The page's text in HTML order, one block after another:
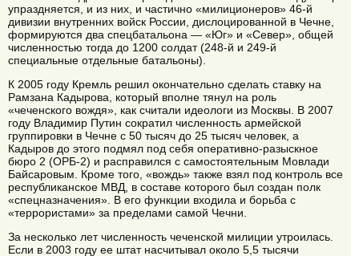
упраздняется, и из них, и частично «милиционеров» 46-й
дивизии внутренних войск России, дислоцированной в Чечне,
формируются два спецбатальона — «Юг» и «Север», общей
численностью тогда до 1200 солдат (248-й и 249-й
специальные отдельные батальоны).
К 2005 году Кремль решил окончательно сделать ставку на
Рамзана Кадырова, который вполне тянул на роль
«чеченского вождя», как считали идеологи из Москвы. В 2007
году Владимир Путин сократил численность армейской
группировки в Чечне с 50 тысяч до 25 тысяч человек, а
Кадыров до этого подмял под себя оперативно-разыскное
бюро 2 (ОРБ-2) и расправился с самостоятельным Мовлади
Байсаровым. Кроме того, «вождь» также взял под контроль все
республиканское МВД, в составе которого был создан полк
«спецназначения». В его функции входила и борьба с
«террористами» за пределами самой Чечни.
За несколько лет численность чеченской милиции утроилась.
Если в 2003 году ее штат насчитывал около 5,5 тысячи